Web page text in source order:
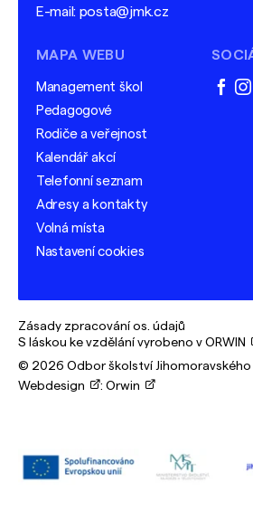
E-mail: posta@jmk.cz
MAPA WEBU
Management škol
Pedagogové
Rodiče a veřejnost
Kalendář akcí
Telefonní seznam
Adresy a kontakty
Volná místa
Nastavení cookies
Zásady zpracování os. údajů
S láskou ke vzdělání vyrobeno v ORWIN
© 2026 Odbor školství Jihomoravského
Webdesign
: Orwin